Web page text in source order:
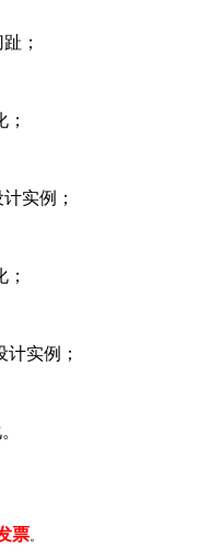
；
实例；
实例；
票。